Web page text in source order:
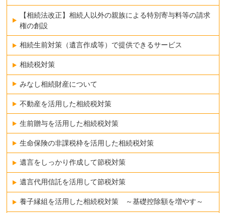
【相続法改正】相続人以外の親族による特別寄与料等の請求
権の創設
相続生前対策（遺言作成等）で提供できるサービス
相続税対策
みなし相続財産について
不動産を活用した相続税対策
生前贈与を活用した相続税対策
生命保険の非課税枠を活用した相続税対策
遺言をしっかり作成して節税対策
遺言代用信託を活用して節税対策
養子縁組を活用した相続税対策 ～基礎控除額を増やす～